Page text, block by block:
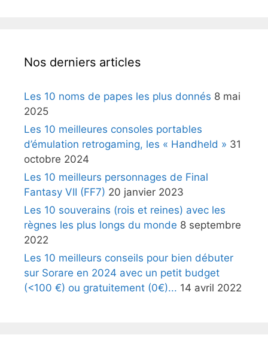
Nos derniers articles
Les 10 noms de papes les plus donnés 8 mai
2025
Les 10 meilleures consoles portables
d’émulation retrogaming, les « Handheld » 31
octobre 2024
Les 10 meilleurs personnages de Final
Fantasy VII (FF7) 20 janvier 2023
Les 10 souverains (rois et reines) avec les
règnes les plus longs du monde 8 septembre
2022
Les 10 meilleurs conseils pour bien débuter
sur Sorare en 2024 avec un petit budget
(<100 €) ou gratuitement (0€)... 14 avril 2022